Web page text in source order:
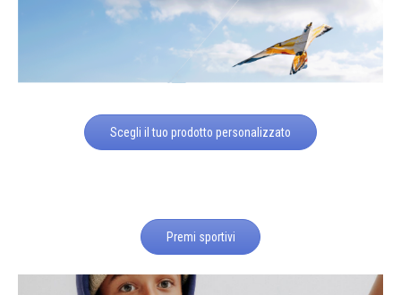
Scegli il tuo prodotto personalizzato
Premi sportivi